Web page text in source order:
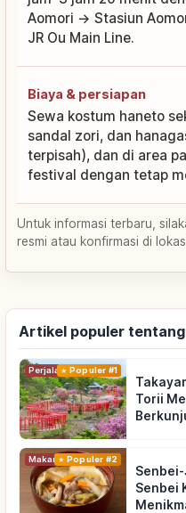
Aomori → Stasiun
JR Ou Main Line.
Biaya & persiapan
Sewa kostum haneto
sandal zori, dan
terpisah), dan di area
festival dengan tetap
Untuk informasi terbaru,
resmi atau konfirmasi di
Artikel populer
PerjalananPopuler #1
Torii
Makanan Populer #2
Senbei